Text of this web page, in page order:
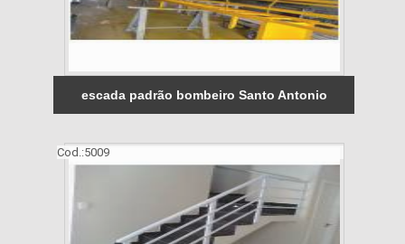
escada padrão bombeiro Santo Antonio
Cod.:5009